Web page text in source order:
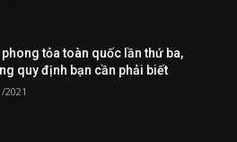
phong tỏa toàn quốc lần thứ ba,
quy định bạn cần phải biết
2021